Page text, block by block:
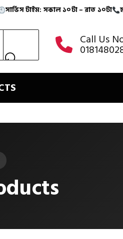
টাইম: সকাল ১০টা – রাত ১০টা হটলাইন:
মাত্র ৪৮-৭২ ঘণ্টার মধ্যে
Call Us